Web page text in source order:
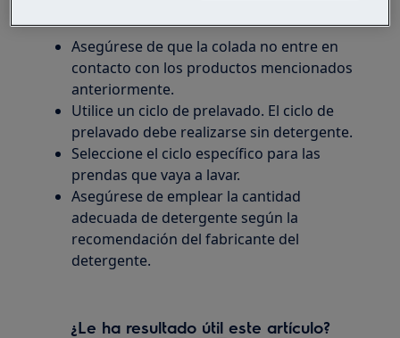
Asegúrese de que la colada no entre en
contacto con los productos mencionados
anteriormente.
Utilice un ciclo de prelavado. El ciclo de
prelavado debe realizarse sin detergente.
Seleccione el ciclo específico para las
prendas que vaya a lavar.
Asegúrese de emplear la cantidad
adecuada de detergente según la
recomendación del fabricante del
detergente.
¿Le ha resultado útil este artículo?